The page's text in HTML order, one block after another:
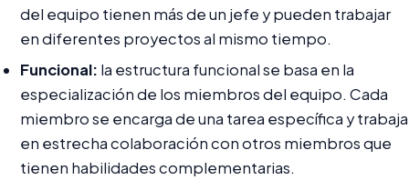
del equipo tienen más de un jefe y pueden trabajar
en diferentes proyectos al mismo tiempo.
Funcional: la estructura funcional se basa en la
especialización de los miembros del equipo. Cada
miembro se encarga de una tarea específica y trabaja
en estrecha colaboración con otros miembros que
tienen habilidades complementarias.